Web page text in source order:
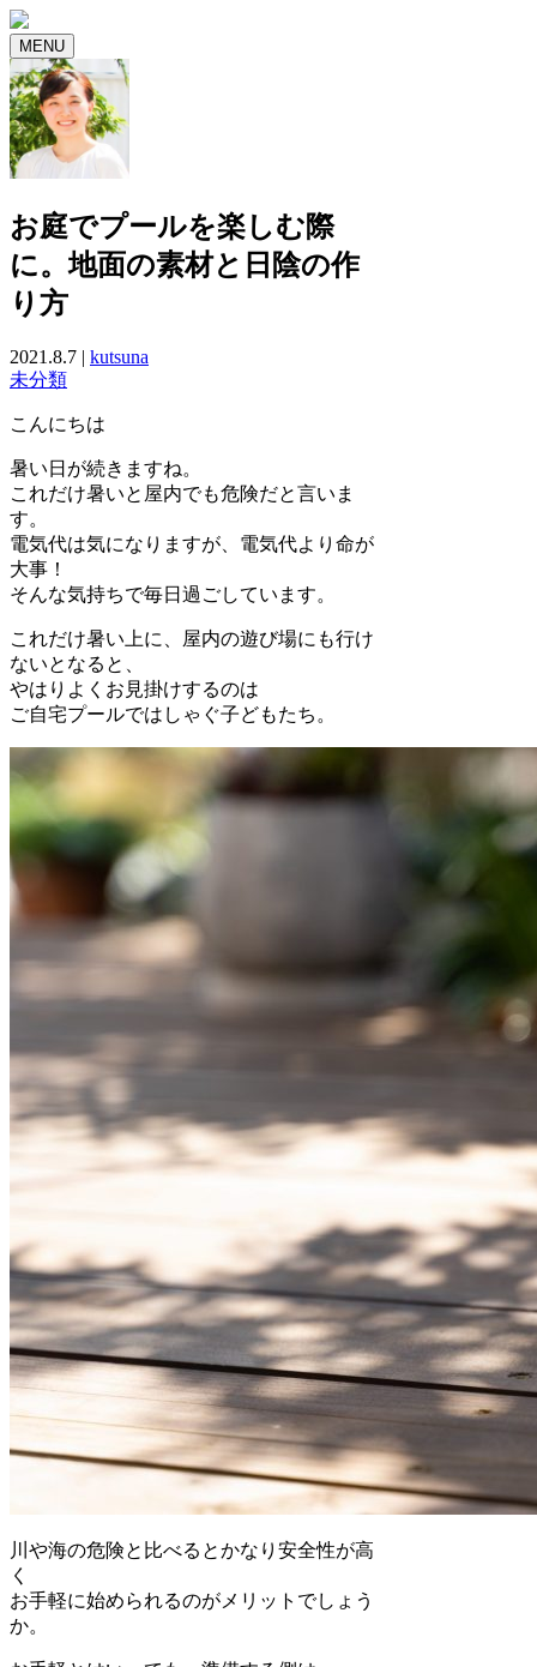
MENU
お庭でプールを楽しむ際
に。地面の素材と日陰の作
り方
2021.8.7 | kutsuna
未分類
こんにちは
暑い日が続きますね。
これだけ暑いと屋内でも危険だと言いま
す。
電気代は気になりますが、電気代より命が
大事！
そんな気持ちで毎日過ごしています。
これだけ暑い上に、屋内の遊び場にも行け
ないとなると、
やはりよくお見掛けするのは
ご自宅プールではしゃぐ子どもたち。
川や海の危険と比べるとかなり安全性が高
く
お手軽に始められるのがメリットでしょう
か。